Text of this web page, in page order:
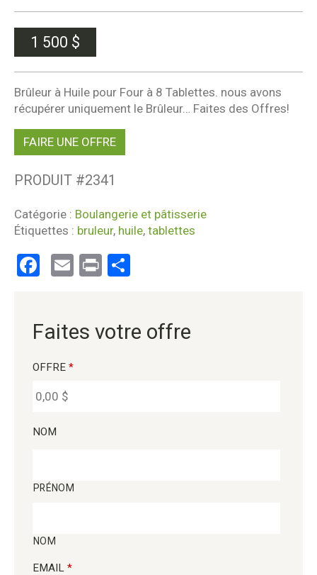
1 500 $
Brûleur à Huile pour Four à 8 Tablettes. nous avons
récupérer uniquement le Brûleur… Faites des Offres!
FAIRE UNE OFFRE
PRODUIT #2341
Catégorie : Boulangerie et pâtisserie
Étiquettes : bruleur, huile, tablettes
Facebook
EmailPrint
Faites votre offre
OFFRE *
NOM
PRÉNOM
NOM
EMAIL *